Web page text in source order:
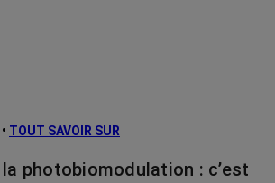
• TOUT SAVOIR SUR
photobiomodulation : c’est